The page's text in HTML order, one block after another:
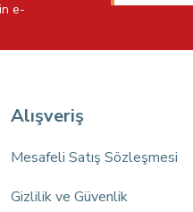
e-
Alışveriş
Mesafeli Satış Sözleşmesi
Gizlilik ve Güvenlik